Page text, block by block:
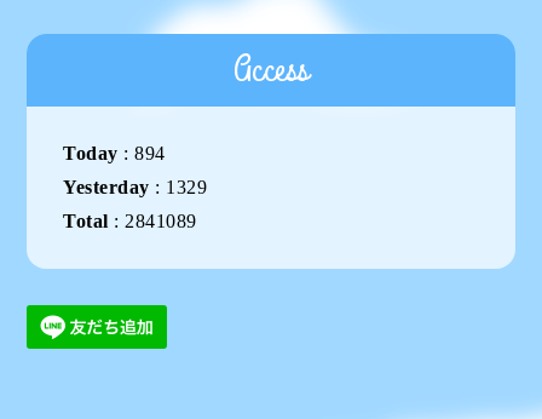
Access
Today :894
Yesterday : 1329
Total : 2841089